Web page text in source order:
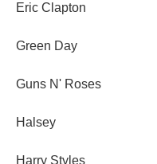
Eric Clapton
Green Day
Guns N' Roses
Halsey
Harry Styles